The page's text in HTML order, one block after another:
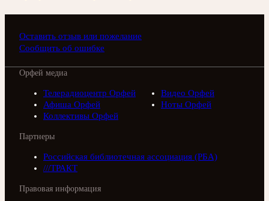
Оставить отзыв или пожелание
Сообщить об ошибке
Орфей медиа
Телерадиоцентр Орфей
Видео Орфей
Афиша Орфей
Ноты Орфей
Коллективы Орфей
Партнеры
Российская библиотечная ассоциация (РБА)
///ТРАКТ
Правовая информация